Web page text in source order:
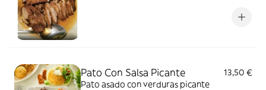
Pato Con Salsa Picante
13,50 €
Pato asado con verduras picante